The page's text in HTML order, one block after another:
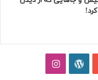
یوتیوبوردپرساینستاگرام